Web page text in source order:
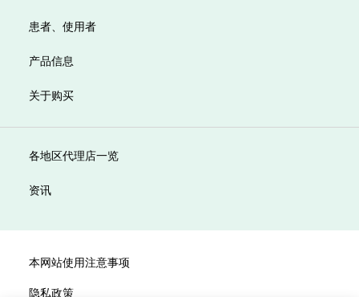
患者、使用者
产品信息
关于购买
各地区代理店一览
资讯
本网站使用注意事项
隐私政策